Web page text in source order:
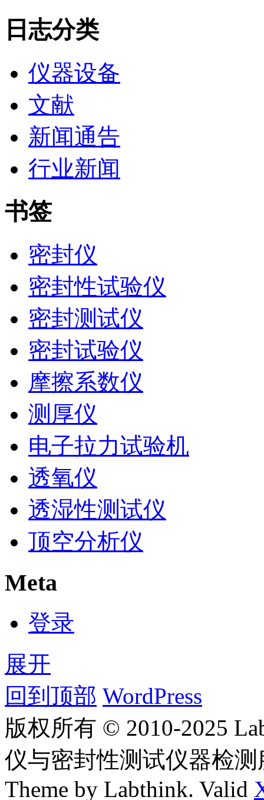
日志分类
仪器设备
文献
新闻通告
行业新闻
书签
密封仪
密封性试验仪
密封测试仪
密封试验仪
摩擦系数仪
测厚仪
电子拉力试验机
透氧仪
透湿性测试仪
顶空分析仪
Meta
登录
展开
回到顶部 WordPress
版权所有 © 2010-2025
仪与密封性测试仪器检
Theme by Labthink. Valid